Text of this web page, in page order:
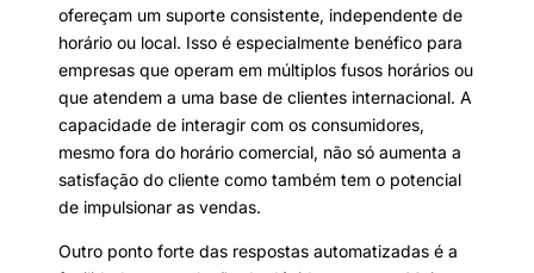
ofereçam um suporte consistente, independente de
horário ou local. Isso é especialmente benéfico para
empresas que operam em múltiplos fusos horários ou
que atendem a uma base de clientes internacional. A
capacidade de interagir com os consumidores,
mesmo fora do horário comercial, não só aumenta a
satisfação do cliente como também tem o potencial
de impulsionar as vendas.
Outro ponto forte das respostas automatizadas é a